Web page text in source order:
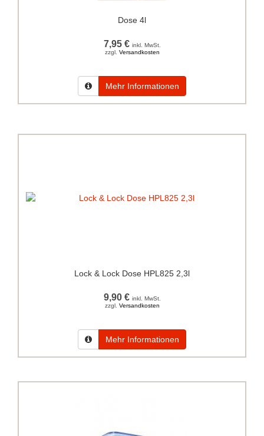
Dose 4l
7,95 € inkl. MwSt.
zzgl. Versandkosten
Mehr Informationen
Lock & Lock Dose HPL825 2,3l
9,90 € inkl. MwSt.
zzgl. Versandkosten
Mehr Informationen